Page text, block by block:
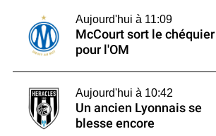
Aujourd'hui à 11:09
McCourt sort le chéquier
pour l'OM
Aujourd'hui à 10:42
Un ancien Lyonnais se
blesse encore